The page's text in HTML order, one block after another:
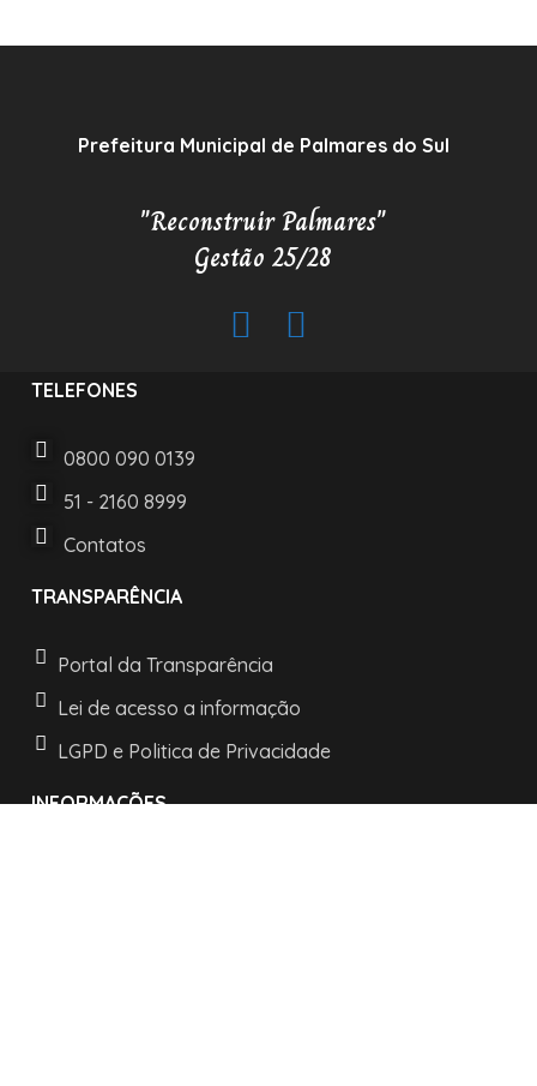
Prefeitura Municipal de Palmares do Sul
"Reconstruir Palmares"
Gestão 25/28
TELEFONES
0800 090 0139
51 - 2160 8999
Contatos
TRANSPARÊNCIA
Portal da Transparência
Lei de acesso a informação
LGPD e Politica de Privacidade
INFORMAÇÕES